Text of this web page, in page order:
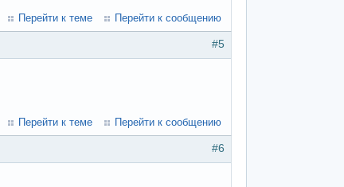
Перейти к теме Перейти к сообщению
#5
Перейти к теме Перейти к сообщению
#6